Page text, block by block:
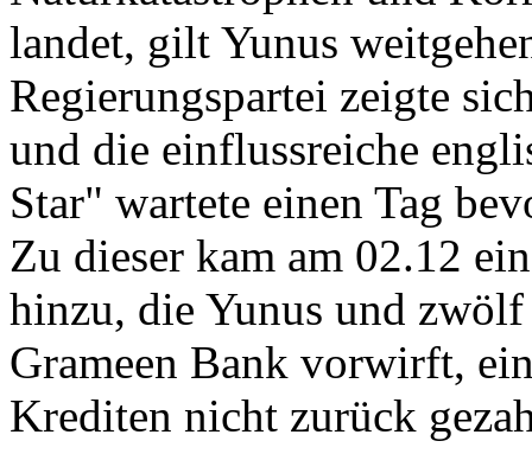
landet, gilt Yunus
Regierungspartei zeigte
und die einflussreiche
Star" wartete einen Tag
Zu dieser kam am 02.12
hinzu, die Yunus und
Grameen Bank vorwirft,
Krediten nicht zurück